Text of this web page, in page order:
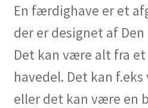
En færdighave er et
der er designet af
Det kan være alt fra
havedel. Det kan
eller det kan være en